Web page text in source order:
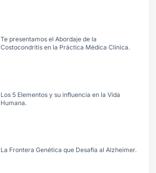
Te presentamos el Abordaje de la
Costocondritis en la Práctica Mèdica Clínica.
Los 5 Elementos y su influencia en la Vida
Humana.
La Frontera Genética que Desafía al Alzheimer.